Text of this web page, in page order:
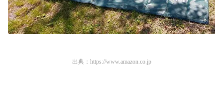
出典： https://www.amazon.co.jp